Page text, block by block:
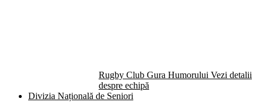
Rugby Club Gura Humorului Vezi detalii
despre echipă
Divizia Națională de Seniori